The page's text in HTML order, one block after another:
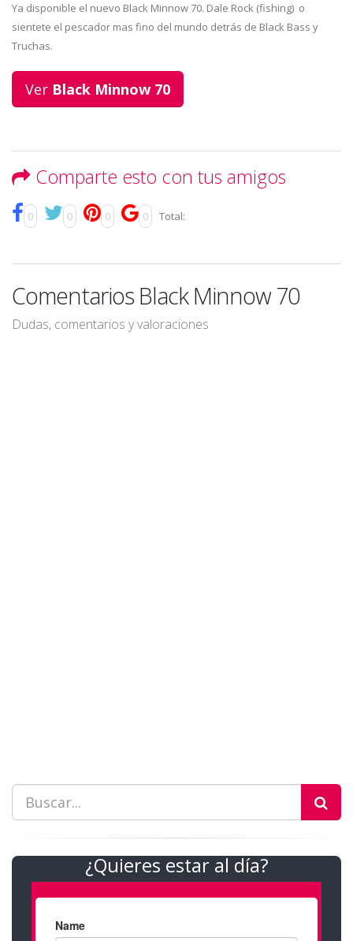
Ya disponible el nuevo Black Minnow 70. Dale Rock (fishing) o
sientete el pescador mas fino del mundo detrás de Black Bass y
Truchas.
Ver Black Minnow 70
Comparte esto con tus amigos
0 0 0 0 Total:
Comentarios Black Minnow 70
Dudas, comentarios y valoraciones
¿Quieres estar al día?